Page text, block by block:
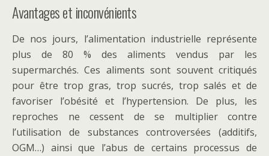
Avantages et inconvénients
De nos jours, l’alimentation industrielle représente
plus de 80 % des aliments vendus par les
supermarchés. Ces aliments sont souvent critiqués
pour être trop gras, trop sucrés, trop salés et de
favoriser l’obésité et l’hypertension. De plus, les
reproches ne cessent de se multiplier contre
l’utilisation de substances controversées (additifs,
OGM…) ainsi que l’abus de certains processus de